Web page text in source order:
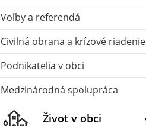
Voľby a referendá
Civilná obrana a krízové riadenie
Podnikatelia v obci
Medzinárodná spolupráca
Život v obci